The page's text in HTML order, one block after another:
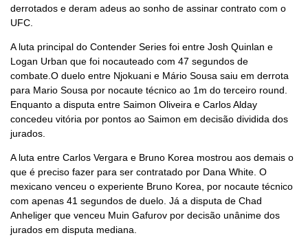
derrotados e deram adeus ao sonho de assinar contrato com o
UFC.
A luta principal do Contender Series foi entre Josh Quinlan e
Logan Urban que foi nocauteado com 47 segundos de
combate.O duelo entre Njokuani e Mário Sousa saiu em derrota
para Mario Sousa por nocaute técnico ao 1m do terceiro round.
Enquanto a disputa entre Saimon Oliveira e Carlos Alday
concedeu vitória por pontos ao Saimon em decisão dividida dos
jurados.
A luta entre Carlos Vergara e Bruno Korea mostrou aos demais o
que é preciso fazer para ser contratado por Dana White. O
mexicano venceu o experiente Bruno Korea, por nocaute técnico
com apenas 41 segundos de duelo. Já a disputa de Chad
Anheliger que venceu Muin Gafurov por decisão unânime dos
jurados em disputa mediana.